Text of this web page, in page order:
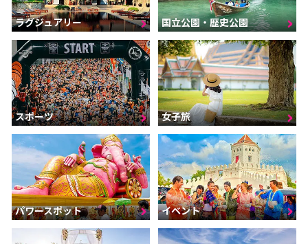
ラグジュアリー 国立公園・歴史公園
スポーツ 女子旅
パワースポット イベント